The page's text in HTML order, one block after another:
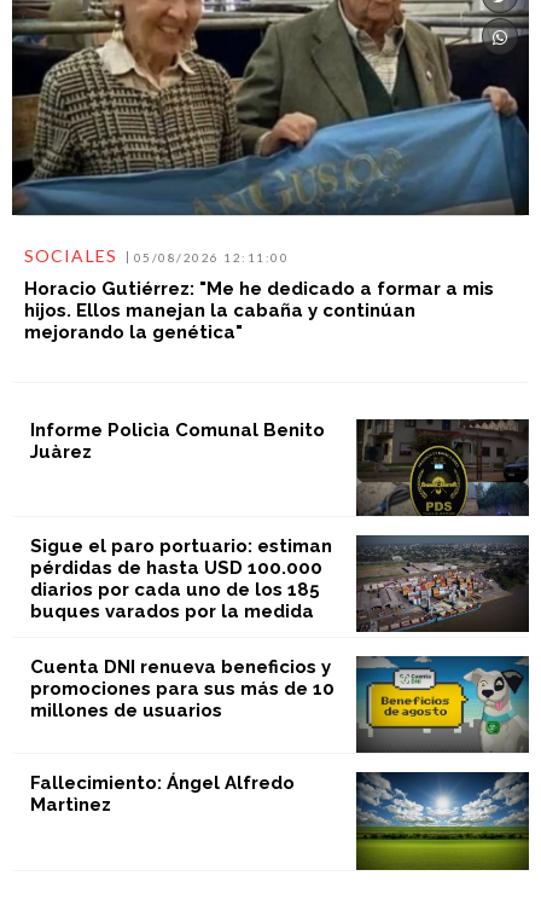
SOCIALES 05/08/2026 12:11:00
Horacio Gutiérrez: "Me he dedicado a formar a mis
hijos. Ellos manejan la cabaña y continúan
mejorando la genética"
Informe Policìa Comunal Benito
Juàrez
Sigue el paro portuario: estiman
pérdidas de hasta USD 100.000
diarios por cada uno de los 185
buques varados por la medida
Cuenta DNI renueva beneficios y
promociones para sus más de 10
millones de usuarios
Fallecimiento: Ángel Alfredo
Martìnez